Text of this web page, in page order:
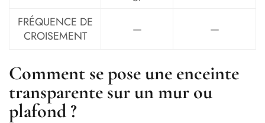
FRÉQUENCE DE
CROISEMENT
— —
Comment se pose une enceinte
transparente sur un mur ou
plafond ?